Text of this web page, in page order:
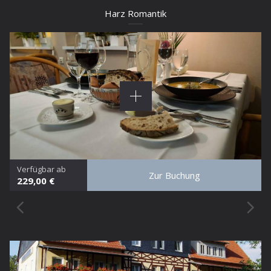
Harz Romantik
Zur Buchung
Verfügbar ab
229,00 €